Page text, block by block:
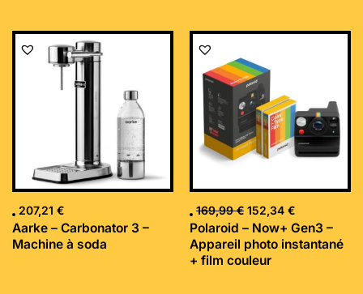
207,21 €
Aarke – Carbonator 3 –
Machine à soda
169,99€
Le
initial
était :
169,99 €.
152,34 €
Le
Polaroid – Now+ Gen3 –
Appareil photo instantané
+ film couleur